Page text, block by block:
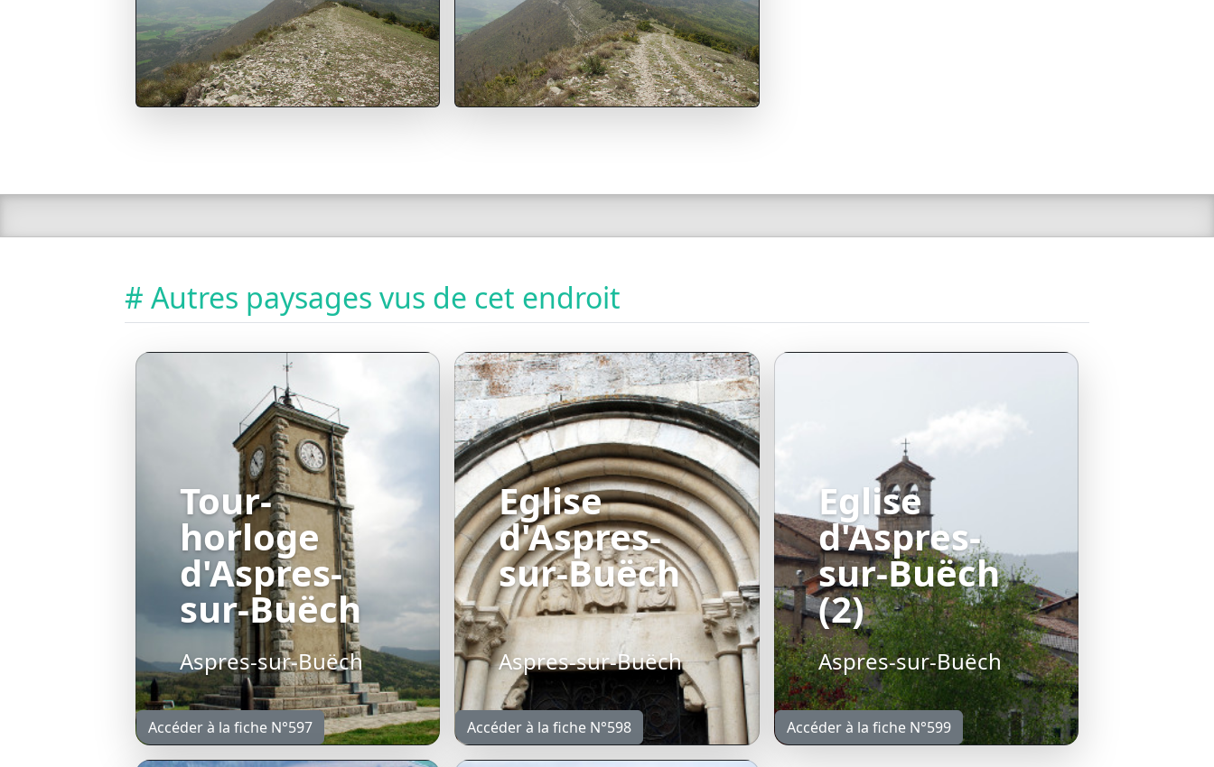
# Autres paysages vus de cet endroit
Tour-
horloge
d'Aspres-
sur-Buëch
Aspres-sur-Buëch
Accéder à la fiche N°597
Eglise
d'Aspres-
sur-Buëch
Aspres-sur-Buëch
Accéder à la fiche N°598
Eglise
d'Aspres-
sur-Buëch
(2)
Aspres-sur-Buëch
Accéder à la fiche N°599